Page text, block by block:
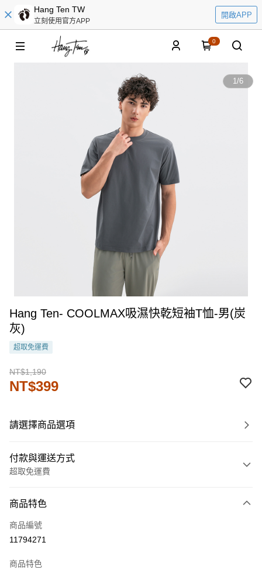
Hang Ten TW
立刻使用官方APP
開啟APP
0
1/6
Hang Ten- COOLMAX吸濕快乾短袖T恤-男(炭
灰)
超取免運費
NT$1,190
NT$399
請選擇商品選項
付款與運送方式
超取免運費
信用卡一次付款
LINE Pay
商品特色
商品編號
11794271
商品特色